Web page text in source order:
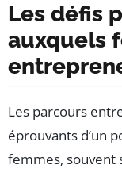
Les défis
auxquels
Les parcours
éprouvants d’un
femmes, souvent